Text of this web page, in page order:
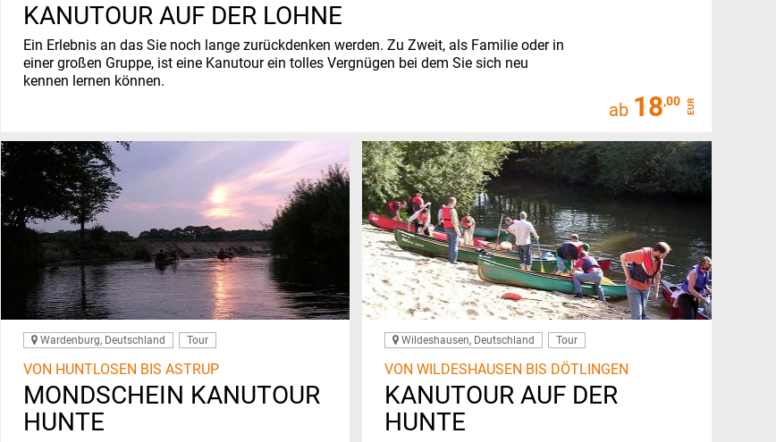
KANUTOUR AUF DER LOHNE
Ein Erlebnis an das Sie noch lange zurückdenken werden. Zu Zweit, als Familie oder in
einer großen Gruppe, ist eine Kanutour ein tolles Vergnügen bei dem Sie sich neu
kennen lernen können.
ab 18,00 EUR
Wardenburg, Deutschland Tour
VON HUNTLOSEN BIS ASTRUP
MONDSCHEIN KANUTOUR
HUNTE
Wildeshausen, Deutschland Tour
VON WILDESHAUSEN BIS DÖTLINGEN
KANUTOUR AUF DER
HUNTE